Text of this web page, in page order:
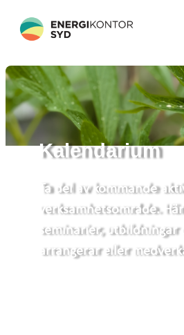
Kalendarium
Ta del av kommande
verksamhetsområde.
seminarier, utbildningar
arrangerar eller